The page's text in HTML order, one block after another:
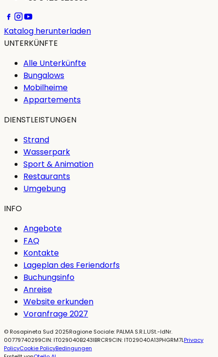
Katalog herunterladen
UNTERKÜNFTE
Alle Unterkünfte
Bungalows
Mobilheime
Appartements
DIENSTLEISTUNGEN
Strand
Wasserpark
Sport & Animation
Restaurants
Umgebung
INFO
Angebote
FAQ
Kontakte
Lageplan des Feriendorfs
Buchungsinfo
Anreise
Website erkunden
Voranfrage 2027
© Rosapineta Sud 2025Ragione Sociale: PALMA S.R.L.USt.-IdNr.
00779740299CIN: IT029040B243IBRCR9CIN: IT029040A13PHGRM7LPrivacy
PolicyCookie PolicyBedingungen